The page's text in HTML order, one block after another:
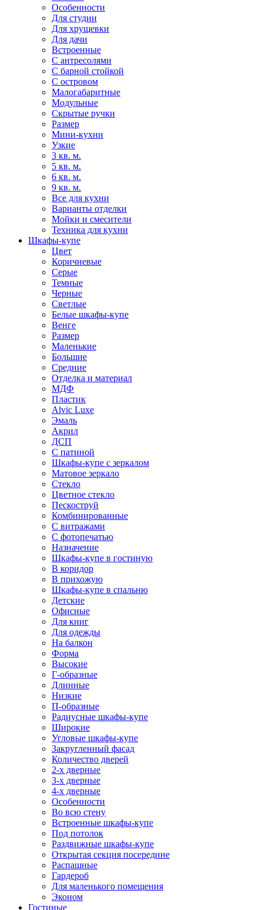
Особенности
Для студии
Для хрущевки
Для дачи
Встроенные
С антресолями
С барной стойкой
С островом
Малогабаритные
Модульные
Скрытые ручки
Размер
Мини-кухни
Узкие
3 кв. м.
5 кв. м.
6 кв. м.
9 кв. м.
Все для кухни
Варианты отделки
Мойки и смесители
Техника для кухни
Шкафы-купе
Цвет
Коричневые
Серые
Темные
Черные
Светлые
Белые шкафы-купе
Венге
Размер
Маленькие
Большие
Средние
Отделка и материал
МДФ
Пластик
Alvic Luxe
Эмаль
Акрил
ДСП
С патиной
Шкафы-купе с зеркалом
Матовое зеркало
Стекло
Цветное стекло
Пескоструй
Комбинированные
С витражами
С фотопечатью
Назначение
Шкафы-купе в гостиную
В коридор
В прихожую
Шкафы-купе в спальню
Детские
Офисные
Для книг
Для одежды
На балкон
Форма
Высокие
Г-образные
Длинные
Низкие
П-образные
Радиусные шкафы-купе
Широкие
Угловые шкафы-купе
Закругленный фасад
Количество дверей
2-х дверные
3-х дверные
4-х дверные
Особенности
Во всю стену
Встроенные шкафы-купе
Под потолок
Раздвижные шкафы-купе
Открытая секция посередине
Распашные
Гардероб
Для маленького помещения
Эконом
Гостиные